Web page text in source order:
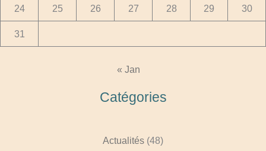
24 25 26 27 28 29 30
31
« Jan
Catégories
Actualités (48)